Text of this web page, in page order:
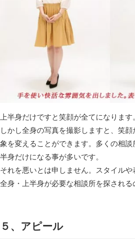
上半身だけですと笑顔が全てになります。
しかし全身の写真を撮影しますと、笑
象を変えることができます。多くの相
半身だけになる事が多いです。
それを悪いとは申しません。スタイル
全身・上半身が必要な相談所を探される
５、アピール